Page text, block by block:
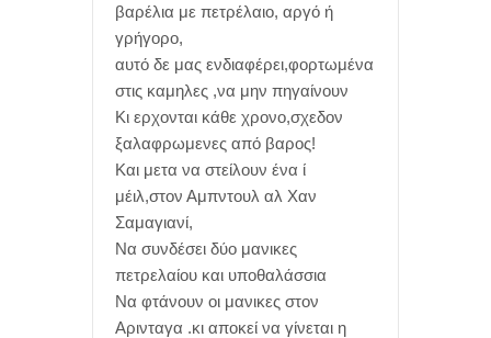
βαρέλια με πετρέλαιο, αργό ή
γρήγορο,
αυτό δε μας ενδιαφέρει,φορτωμένα
στις καμηλες ,να μην πηγαίνουν
Κι ερχονται κάθε χρονο,σχεδον
ξαλαφρωμενες από βαρος!
Και μετα να στείλουν ένα ί
μέιλ,στον Αμπντουλ αλ Χαν
Σαμαγιανί,
Να συνδέσει δύο μανικες
πετρελαίου και υποθαλάσσια
Να φτάνουν οι μανικες στον
Αρινταγα .κι αποκεί να γίνεται η